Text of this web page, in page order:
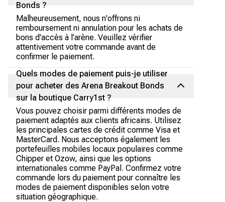
Bonds ?
Malheureusement, nous n'offrons ni
remboursement ni annulation pour les achats de
bons d'accès à l'arène. Veuillez vérifier
attentivement votre commande avant de
confirmer le paiement.
Quels modes de paiement puis-je utiliser
pour acheter des Arena Breakout Bonds
sur la boutique Carry1st ?
Vous pouvez choisir parmi différents modes de
paiement adaptés aux clients africains. Utilisez
les principales cartes de crédit comme Visa et
MasterCard. Nous acceptons également les
portefeuilles mobiles locaux populaires comme
Chipper et Ozow, ainsi que les options
internationales comme PayPal. Confirmez votre
commande lors du paiement pour connaître les
modes de paiement disponibles selon votre
situation géographique.